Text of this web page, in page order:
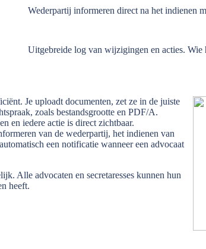
Wederpartij informeren direct na het indienen
Uitgebreide log van wijzigingen en acties. Wie
Je uploadt documenten, zet ze in de juiste
zoals bestandsgrootte en PDF/A.
en iedere actie is direct zichtbaar.
van de wederpartij, het indienen van
een notificatie wanneer een advocaat
Alle advocaten en secretaresses kunnen hun
heeft.